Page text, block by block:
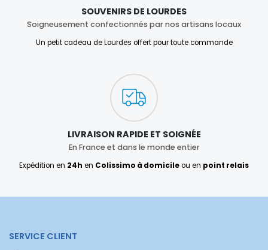
SOUVENIRS DE LOURDES
Soigneusement confectionnés par nos artisans locaux
Un petit cadeau de Lourdes offert pour toute commande
LIVRAISON RAPIDE ET SOIGNÉE
En France et dans le monde entier
Expédition en 24h en Colissimo à domicileou en point relais
SERVICE CLIENT